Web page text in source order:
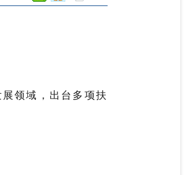
领域，出台多项扶